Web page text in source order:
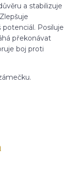
a stabilizuje
Posiluje
překonávat
boj proti